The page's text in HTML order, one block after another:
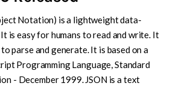
Notation) is a lightweight data-
is easy for humans to read and write. It
parse and generate. It is based on a
Programming Language, Standard
- December 1999. JSON is a text